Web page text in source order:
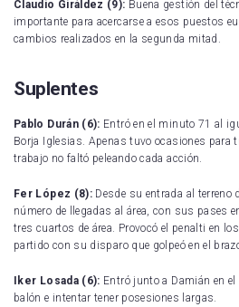
Claudio Giráldez (9): Buena gestión del
importante para acercarse a esos puestos
cambios realizados en la segunda mitad.
Suplentes
Pablo Durán (6): Entró en el minuto 71 al
Borja Iglesias. Apenas tuvo ocasiones para
trabajo no faltó peleando cada acción.
Fer López (8): Desde su entrada al terreno
número de llegadas al área, con sus pases
tres cuartos de área. Provocó el penalti en
partido con su disparo que golpeó en el
Iker Losada (6): Entró junto a Damián en
balón e intentar tener posesiones largas.